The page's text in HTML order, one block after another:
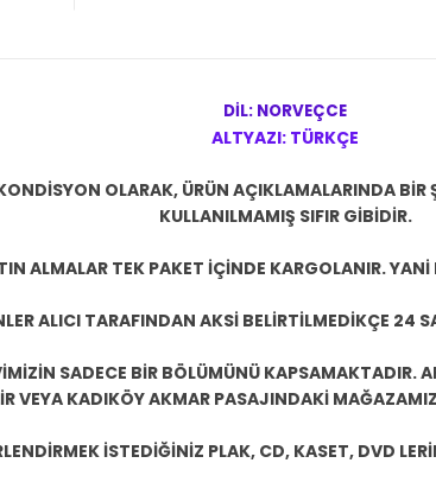
DİL: NORVEÇCE
ALTYAZI: TÜRKÇE
OLARAK, ÜRÜN AÇIKLAMALARINDA
KULLANILMAMIŞ SIFIR GİBİDİR.
ALMALAR TEK PAKET İÇİNDE KARGOLANIR.
ALICI TARAFINDAN AKSİ BELİRTİLMEDİKÇE 24
SADECE BİR BÖLÜMÜNÜ KAPSAMAKTADIR.
VEYA KADIKÖY AKMAR PASAJINDAKİ
İSTEDİĞİNİZ PLAK, CD, KASET, DVD